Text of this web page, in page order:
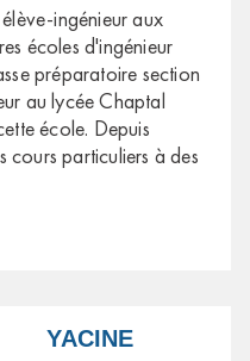
ingénieur aux
écoles d'ingénieur
préparatoire section
au lycée Chaptal
école. Depuis
cours particuliers à des
YACINE